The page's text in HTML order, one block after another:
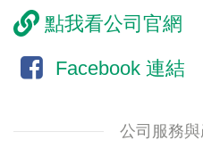
點我看公司官網
Facebook 連結
公司服務